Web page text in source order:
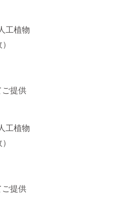
工植物
提供
工植物
提供